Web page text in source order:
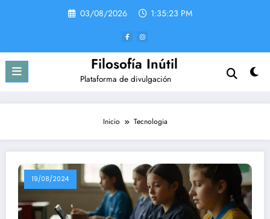
03/08/2026 1:35:23 PM
Filosofía Inútil
Plataforma de divulgación
Inicio Tecnologia
19/08/2024